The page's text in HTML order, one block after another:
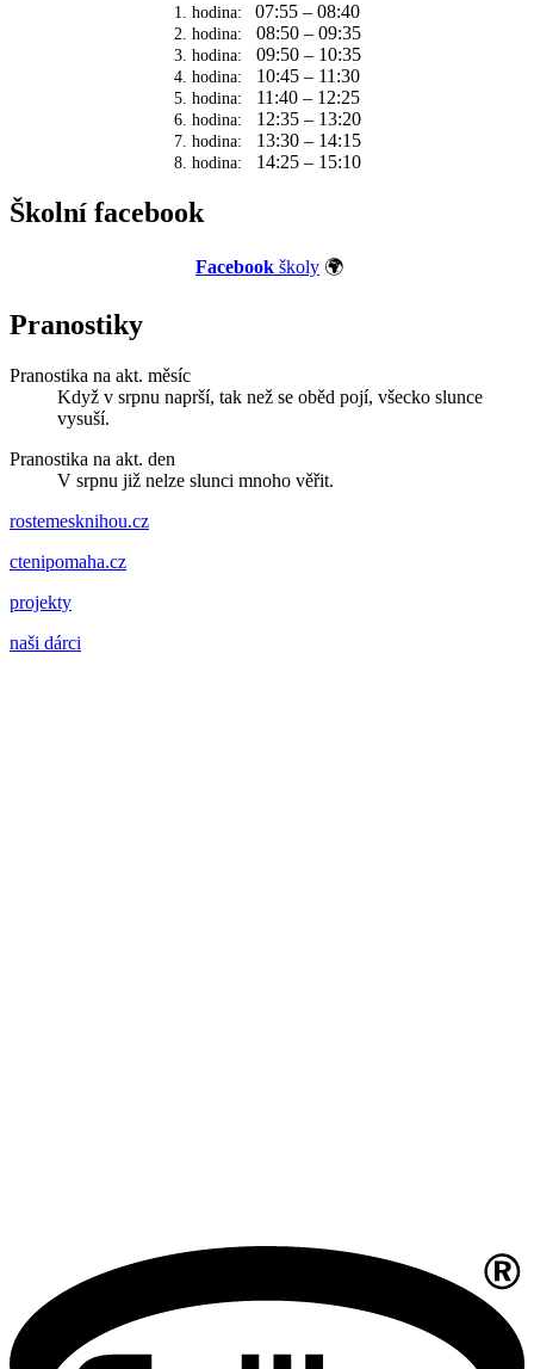
1. hodina: 07:55 – 08:40
2. hodina: 08:50 – 09:35
3. hodina: 09:50 – 10:35
4. hodina: 10:45 – 11:30
5. hodina: 11:40 – 12:25
6. hodina: 12:35 – 13:20
7. hodina: 13:30 – 14:15
8. hodina: 14:25 – 15:10
Školní facebook
Facebook školy 🌍
Pranostiky
Pranostika na akt. měsíc
Když v srpnu naprší, tak než se oběd pojí, všecko slunce
vysuší.
Pranostika na akt. den
V srpnu již nelze slunci mnoho věřit.
rostemesknihou.cz
ctenipomaha.cz
projekty
naši dárci